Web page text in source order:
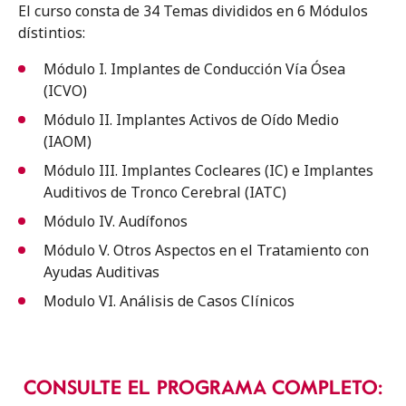
El curso consta de 34 Temas divididos en 6 Módulos
dístintios:
Módulo I. Implantes de Conducción Vía Ósea
(ICVO)
Módulo II. Implantes Activos de Oído Medio
(IAOM)
Módulo III. Implantes Cocleares (IC) e Implantes
Auditivos de Tronco Cerebral (IATC)
Módulo IV. Audífonos
Módulo V. Otros Aspectos en el Tratamiento con
Ayudas Auditivas
Modulo VI. Análisis de Casos Clínicos
CONSULTE EL PROGRAMA COMPLETO: